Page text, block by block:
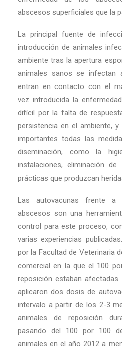
abscesos superficiales que la
La principal fuente de
introducción de animales
ambiente tras la apertura
animales sanos se infectan
entran en contacto con el
vez introducida la
difícil por la falta de
persistencia en el ambiente,
importantes todas las
diseminación, como la
instalaciones, eliminación
prácticas que produzcan
Las autovacunas frente
abscesos son una
control para este proceso,
varias experiencias
por la Facultad de Veterinaria
comercial en la que el 100
reposición estaban
aplicaron dos dosis de
intervalo a partir de los 2-3
animales de reposición
pasando del 100 por 100
animales en el año 2012 a